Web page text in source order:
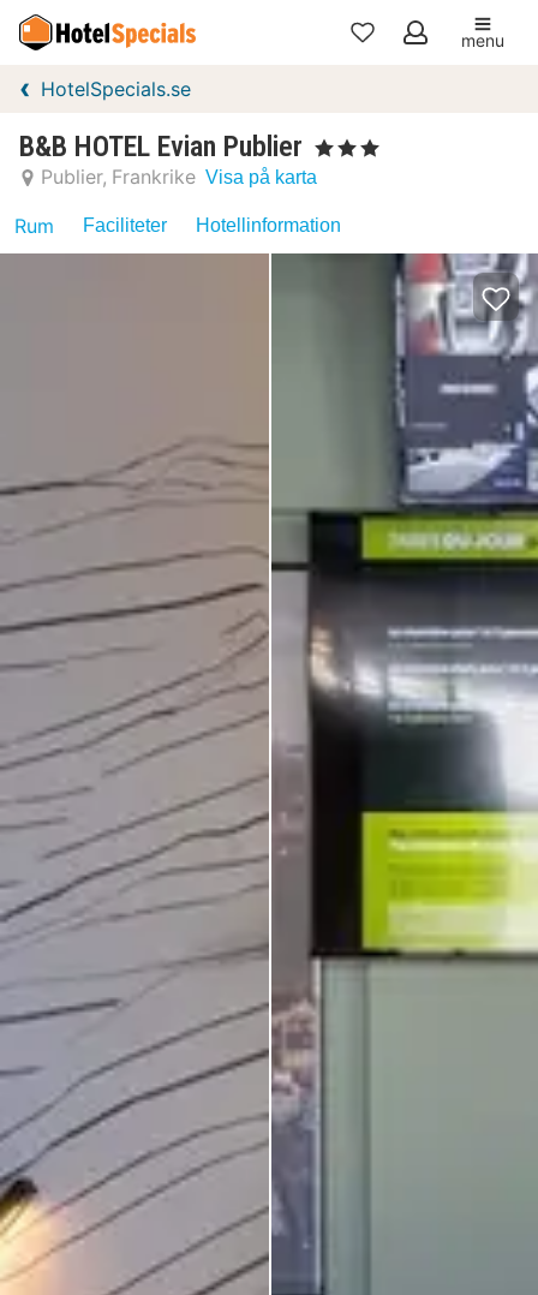
Mina
menu
HotelSpecials.se
B&B HOTEL Evian Publier , 3 Stjärnor
Publier Frankrike Visa på karta
Rum Faciliteter Hotellinformation